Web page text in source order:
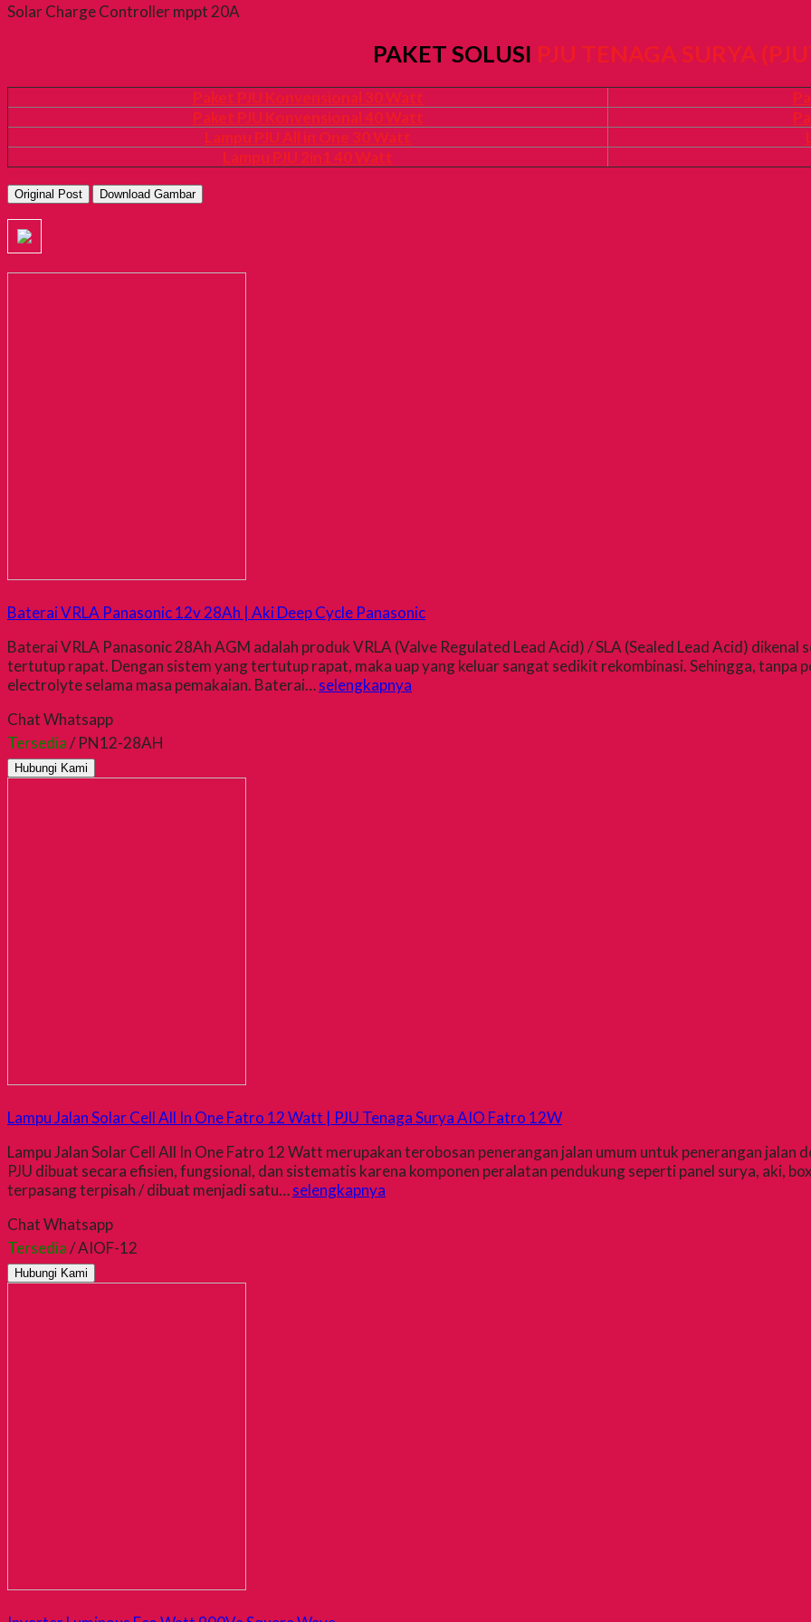
Solar Charge Controller mppt 20A
PAKET SOLUSI PJU TENAGA SURYA
Paket PJU Konvensional 30 Watt
Paket PJU Konvensional 40 Watt
Lampu PJU All in One 30 Watt
Lampu PJU 2in1 40 Watt
Original Post Download Gambar
Baterai VRLA Panasonic 12v 28Ah | Aki Deep Cycle Panasonic
Baterai VRLA Panasonic 28Ah AGM adalah produk VRLA (Valve Regulated Lead Acid) / SLA (Sealed Lead Acid)
tertutup rapat. Dengan sistem yang tertutup rapat, maka uap yang keluar sangat sedikit rekombinasi. Sehingga, tanpa
electrolyte selama masa pemakaian. Baterai…selengkapnya
Chat Whatsapp
Tersedia/ PN12-28AH
Hubungi Kami
Lampu Jalan Solar Cell All In One Fatro 12 Watt | PJU Tenaga Surya AIO Fatro 12W
Lampu Jalan Solar Cell All In One Fatro 12 Watt merupakan terobosan penerangan jalan umum untuk penerangan
PJU dibuat secara efisien, fungsional, dan sistematis karena komponen peralatan pendukung seperti panel surya, aki,
terpasang terpisah / dibuat menjadi satu…selengkapnya
Chat Whatsapp
Tersedia/ AIOF-12
Hubungi Kami